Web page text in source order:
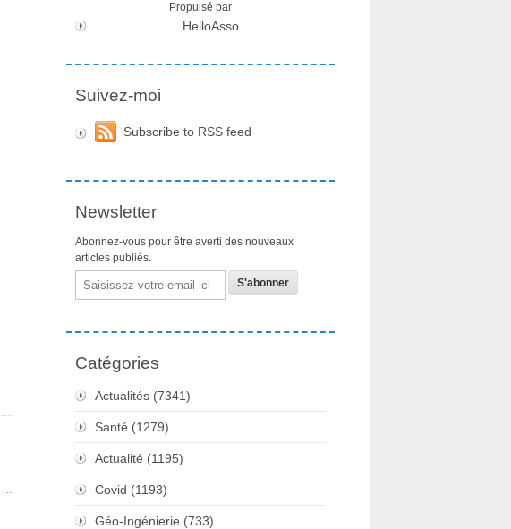
Propulsé par
HelloAsso
Suivez-moi
Subscribe to RSS feed
Newsletter
Abonnez-vous pour être averti des nouveaux
articles publiés.
Email
Catégories
Actualités (7341)
Santé (1279)
Actualité (1195)
Covid (1193)
Géo-Ingénierie (733)